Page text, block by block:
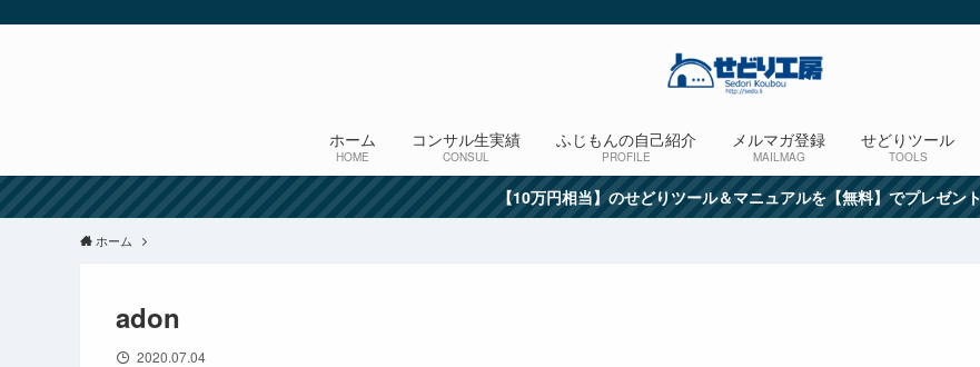
ホーム
HOME
コンサル生実績
CONSUL
ふじもんの自己紹介
PROFILE
メルマガ登録
MAILMAG
せどりツール
TOOLS
【10万円相当】のせどりツール＆マニュアルを【無料】でプレゼン
ホーム
adon
2020.07.04